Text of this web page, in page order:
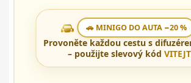
🚗 MINIGO DO AUTA −20 %
Provoněte každou cestu s
– použijte slevový kód